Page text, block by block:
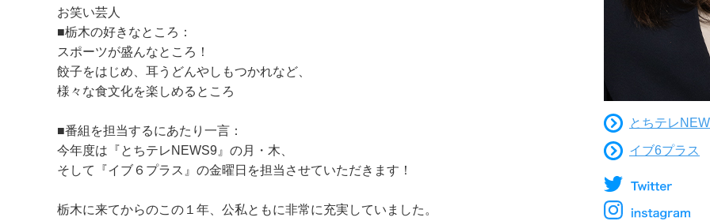
お笑い芸人
■栃木の好きなところ：
スポーツが盛んなところ！
餃子をはじめ、耳うどんやしもつかれなど、
様々な食文化を楽しめるところ
■番組を担当するにあたり一言：
今年度は『とちテレNEWS9』の月・木、
そして『イブ６プラス』の金曜日を担当させていただきます！
栃木に来てからのこの１年、公私ともに非常に充実していました。
とちテレ
イブ6プラス